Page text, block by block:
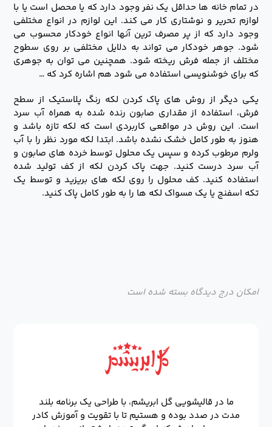
در تمام خانه ها حداقل یک نفر وجود دارد که یا محصل است یا با
لوازم تحریر و نوشتاری کار می کند. این لوازم در انواع مختلفی
وجود دارد که از پر مصرف ترین آنها انواع خودکار محسوب می
شود. جوهر خودکار می تواند به دلایل مختلفی بر روی سطوح
مختلف از جمله فرش ریخته شود. همچنین می توان به جوهری
که برای خوشنویسی استفاده می شود هم اشاره کرد که …
یکی دیگر از روش های پاک کردن لکه رنگ پلاستیک از سطح
فرش، استفاده از مقداری صابون رنده شده به همراه آب سرد
است. این روش در مواقعی کاربردی است که لکه تازه باشد و
هنوز به طور کامل خشک نشده باشد. ابتدا لکه مورد نظر را با آب
ولرم مرطوب کرده و سپس یک محلول توسط خرده های صابون و
آب سرد درست کنید. جهت پاک کردن لکه از کف تولید شده
استفاده کنید. کف محلول را روی لکه های بریزید و توسط یک
تکه اسفنج یا یک مسواک لکه ها را به طور کامل پاک کنید.
امکان درج دیدگاه بسته شده است
ما در قالیشویی گل ابریشم، با طراحی یک برنامه بلند
مدت در صدد بوده و هستیم تا با تقویت و آموزش کادر